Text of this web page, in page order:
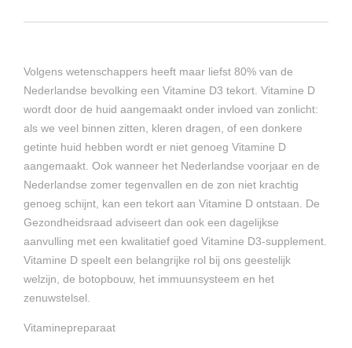
Volgens wetenschappers heeft maar liefst 80% van de
Nederlandse bevolking een Vitamine D3 tekort. Vitamine D
wordt door de huid aangemaakt onder invloed van zonlicht:
als we veel binnen zitten, kleren dragen, of een donkere
getinte huid hebben wordt er niet genoeg Vitamine D
aangemaakt. Ook wanneer het Nederlandse voorjaar en de
Nederlandse zomer tegenvallen en de zon niet krachtig
genoeg schijnt, kan een tekort aan Vitamine D ontstaan. De
Gezondheidsraad adviseert dan ook een dagelijkse
aanvulling met een kwalitatief goed Vitamine D3-supplement.
Vitamine D speelt een belangrijke rol bij ons geestelijk
welzijn, de botopbouw, het immuunsysteem en het
zenuwstelsel.
Vitaminepreparaat